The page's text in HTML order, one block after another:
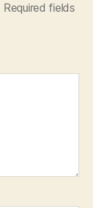
Required fields